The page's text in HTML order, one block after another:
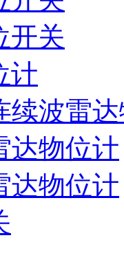
开关
计
续波雷
达物位计
达物位计